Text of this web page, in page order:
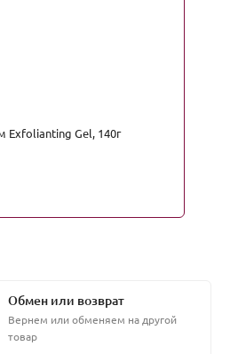
Exfolianting Gel, 140г
Обмен или возврат
Вернем или обменяем на другой
товар